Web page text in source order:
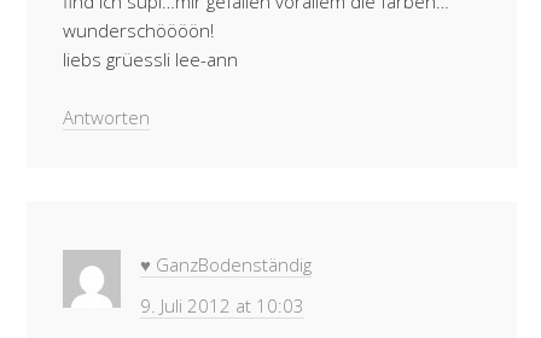
wunderschöööön!
liebs grüessli lee-ann
Antworten
♥ GanzBodenständig
9. Juli 2012 at 10:03